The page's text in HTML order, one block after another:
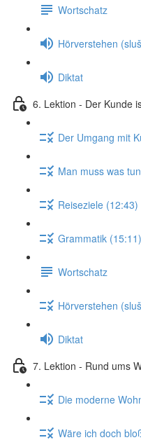
Wortschatz
Hörverstehen
Diktat
6. Lektion - Der Kunde
Der Umgang mit
Man muss was
Reiseziele (12:43)
Grammatik (15:11)
Wortschatz
Hörverstehen
Diktat
7. Lektion - Rund ums
Die moderne
Wäre ich doch